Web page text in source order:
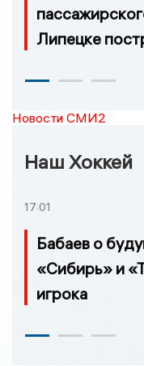
Липецке
Новости СМИ2
Наш Хоккей
17:01
Бабаев о
«Сибирь» и
игрока